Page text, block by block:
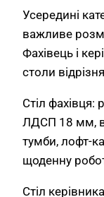
Усередині
важливе
Фахівець і
столи
Стіл
ЛДСП 18 мм,
тумби, лофт-
щоденну
Стіл